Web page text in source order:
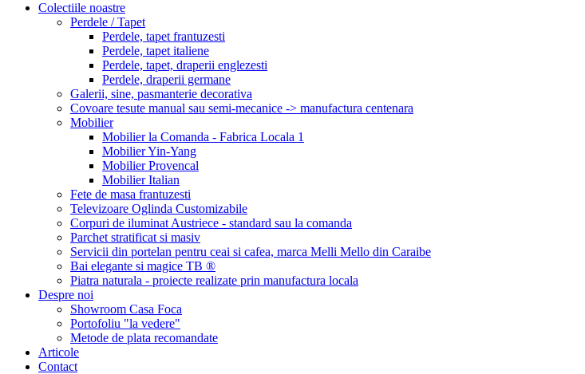
Colectiile noastre
Perdele / Tapet
Perdele, tapet frantuzesti
Perdele, tapet italiene
Perdele, tapet, draperii englezesti
Perdele, draperii germane
Galerii, sine, pasmanterie decorativa
Covoare tesute manual sau semi-mecanice -> manufactura centenara
Mobilier
Mobilier la Comanda - Fabrica Locala 1
Mobilier Yin-Yang
Mobilier Provencal
Mobilier Italian
Fete de masa frantuzesti
Televizoare Oglinda Customizabile
Corpuri de iluminat Austriece - standard sau la comanda
Parchet stratificat si masiv
Servicii din portelan pentru ceai si cafea, marca Melli Mello din Caraibe
Bai elegante si magice TB ®
Piatra naturala - proiecte realizate prin manufactura locala
Despre noi
Showroom Casa Foca
Portofoliu "la vedere"
Metode de plata recomandate
Articole
Contact